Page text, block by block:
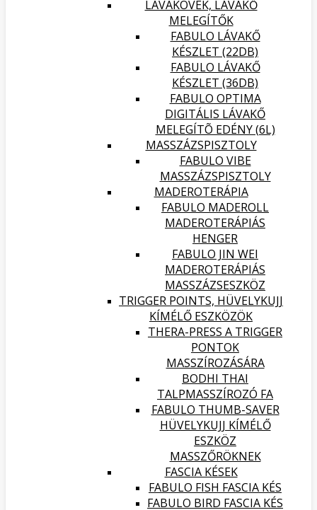
LÁVAKÖVEK, LÁVAKŐ
MELEGÍTŐK
FABULO LÁVAKŐ
KÉSZLET (22DB)
FABULO LÁVAKŐ
KÉSZLET (36DB)
FABULO OPTIMA
DIGITÁLIS LÁVAKŐ
MELEGÍTÕ EDÉNY (6L)
MASSZÁZSPISZTOLY
FABULO VIBE
MASSZÁZSPISZTOLY
MADEROTERÁPIA
FABULO MADEROLL
MADEROTERÁPIÁS
HENGER
FABULO JIN WEI
MADEROTERÁPIÁS
MASSZÁZSESZKÖZ
TRIGGER POINTS, HÜVELYKUJJ
KÍMÉLŐ ESZKÖZÖK
THERA-PRESS A TRIGGER
PONTOK
MASSZÍROZÁSÁRA
BODHI THAI
TALPMASSZÍROZÓ FA
FABULO THUMB-SAVER
HÜVELYKUJJ KÍMÉLŐ
ESZKÖZ
MASSZŐRÖKNEK
FASCIA KÉSEK
FABULO FISH FASCIA KÉS
FABULO BIRD FASCIA KÉS